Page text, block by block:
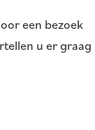
een bezoek
u er graag